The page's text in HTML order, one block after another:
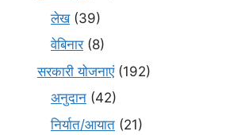
लेख(39)
वेबिनार(8)
सरकारी योजनाएं(192)
अनुदान (42)
निर्यात/आयात (21)